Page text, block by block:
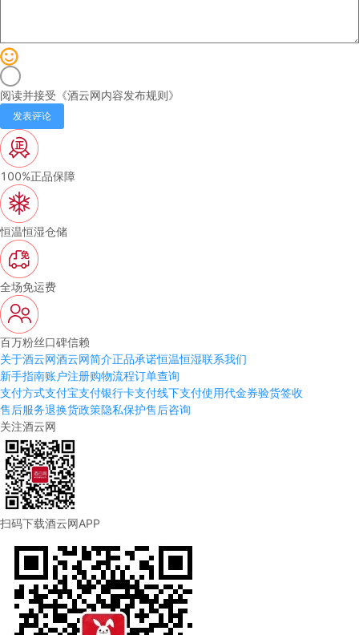
阅读并接受《酒云网内容发布规则 》
发表评论
100%正品保障
恒温恒湿仓储
全场免运费
百万粉丝口碑信赖
关于酒云网酒云网简介正品承诺恒温恒湿联系我们
新手指南账户注册购物流程订单查询
支付方式支付宝支付银行卡支付线下支付使用代金券验货签收
售后服务退换货政策隐私保护售后咨询
关注酒云网
扫码下载酒云网APP